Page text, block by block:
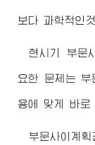
보다 과학적인
현시기 부문
요한 문제는 부
용에 맞게 바로
부문사이계